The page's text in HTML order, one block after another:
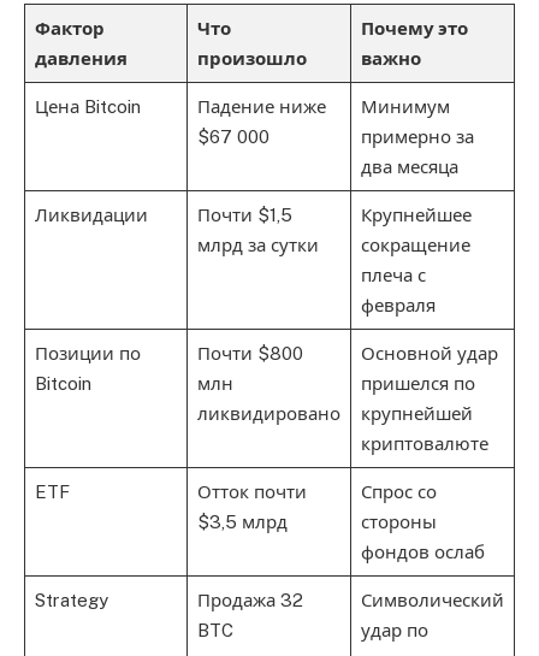
Фактор
давления
Что
произошло
Почему это
важно
Цена Bitcoin
Падение ниже
$67 000
Минимум
примерно за
два месяца
Ликвидации
Почти $1,5
млрд за сутки
Крупнейшее
сокращение
плеча с
февраля
Позиции по
Bitcoin
Почти $800
млн
ликвидировано
Основной удар
пришелся по
крупнейшей
криптовалюте
ETF
Отток почти
$3,5 млрд
Спрос со
стороны
фондов ослаб
Strategy
Продажа 32
BTC
Символический
удар по